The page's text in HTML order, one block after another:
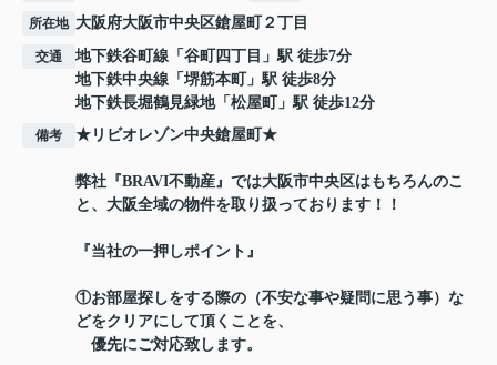
所在地 大阪府大阪市中央区鎗屋町 ２丁目
交通 地下鉄谷町線 「 谷町四丁目 」駅 徒歩7分
地下鉄中央線 「 堺筋本町
」駅 徒歩8分
地下鉄長堀鶴見緑地「 松屋町 」駅 徒歩12分
備考 ★リビオレゾン中央鎗屋町★
弊社『BRAVI不動産』では大阪市中央区はもちろんのこ
と、大阪全域の物件を取り扱っております！！
『当社の一押しポイント』
①お部屋探しをする際の（不安な事や疑問に思う事）な
どをクリアにして頂くことを、
優先にご対応致します。